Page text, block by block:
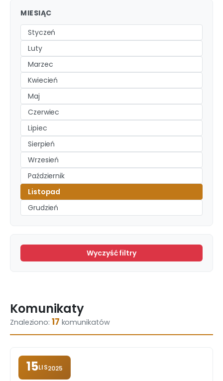
MIESIĄC
Styczeń
Luty
Marzec
Kwiecień
Maj
Czerwiec
Lipiec
Sierpień
Wrzesień
Październik
Listopad
Grudzień
Wyczyść filtry
Komunikaty
Znaleziono: 17 komunikatów
15LIS2025